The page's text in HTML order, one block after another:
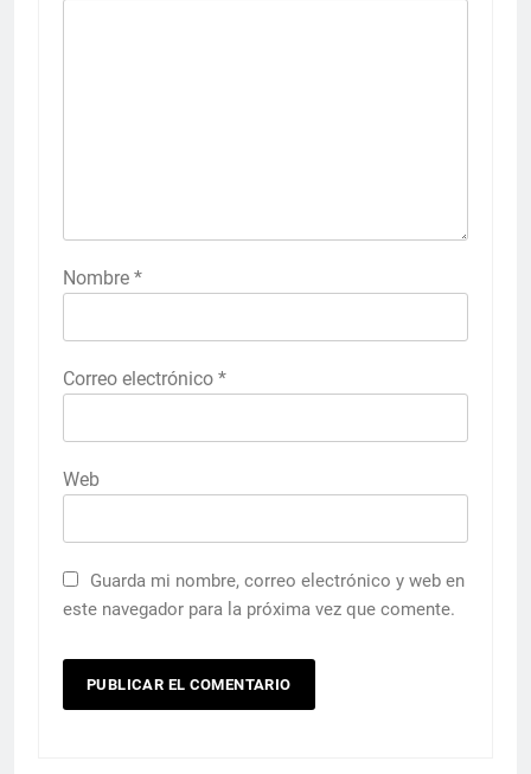
Nombre *
Correo electrónico *
Web
Guarda mi nombre, correo electrónico y web en
este navegador para la próxima vez que comente.